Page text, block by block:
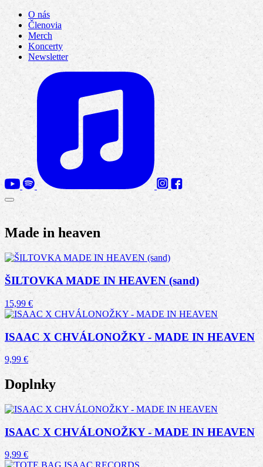
O nás
Členovia
Merch
Koncerty
Newsletter
Made in heaven
ŠILTOVKA MADE IN HEAVEN (sand)
15,99 €
ISAAC X CHVÁLONOŽKY - MADE IN HEAVEN
9,99 €
Doplnky
ISAAC X CHVÁLONOŽKY - MADE IN HEAVEN
9,99 €